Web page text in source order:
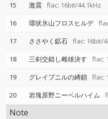
15
激震 flac: 16bit/44.1kHz
16
環状氷山フロスヒルデ
17
ささやく鉱石 flac: 16bit/
18
三剣交錯し雌雄決す flac:
19
グレイプニルの縛鎖 flac:
20
岩塊原野ニーベルハイム
Note